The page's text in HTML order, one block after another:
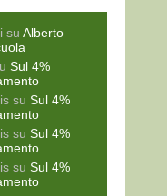
suAlberto
Sul 4%
suSul 4%
suSul 4%
suSul 4%